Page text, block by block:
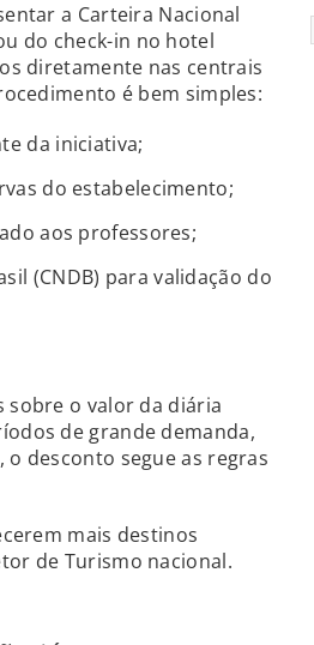
a Carteira Nacional
do check-in no hotel
diretamente nas centrais
é bem simples:
da iniciativa;
do estabelecimento;
aos professores;
(CNDB) para validação do
sobre o valor da diária
de grande demanda,
desconto segue as regras
mais destinos
de Turismo nacional.